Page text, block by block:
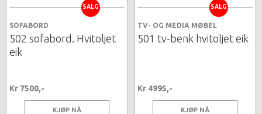
SALG
SOFABORD
502 sofabord. Hvitoljet
eik
Kr 7500,-
KJØP NÅ
SALG
TV- OG MEDIA MØBEL
501 tv-benk hvitoljet eik
Kr 4995,-
KJØP NÅ